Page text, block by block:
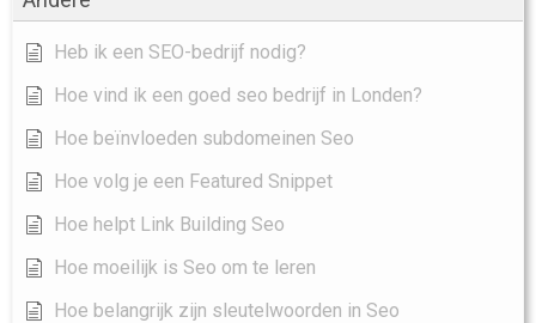
Heb ik een SEO-bedrijf nodig?
Hoe vind ik een goed seo bedrijf in Londen?
Hoe beïnvloeden subdomeinen Seo
Hoe volg je een Featured Snippet
Hoe helpt Link Building Seo
Hoe moeilijk is Seo om te leren
Hoe belangrijk zijn sleutelwoorden in Seo